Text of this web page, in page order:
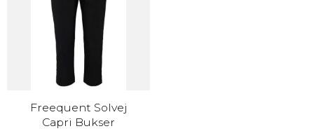
Freequent Solvej
Capri Bukser